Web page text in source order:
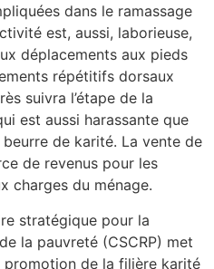
dans le ramassage
est, aussi, laborieuse,
déplacements aux pieds
répétitifs dorsaux
suivra l’étape de la
est aussi harassante que
de karité. La vente de
de revenus pour les
charges du ménage.
stratégique pour la
la pauvreté (CSCRP) met
de la filière karité